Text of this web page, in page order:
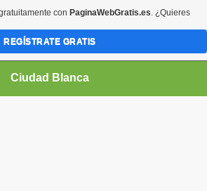
Ciudad Blanca
con PaginaWebGratis.es. ¿Quieres
REGÍSTRATE GRATIS